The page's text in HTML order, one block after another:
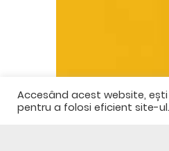
Accesând acest website,
pentru a folosi eficient site-ul.